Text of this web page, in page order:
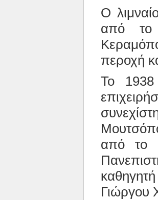
Ο
από το
περοχή
Το 1938
από το
Γιώργου